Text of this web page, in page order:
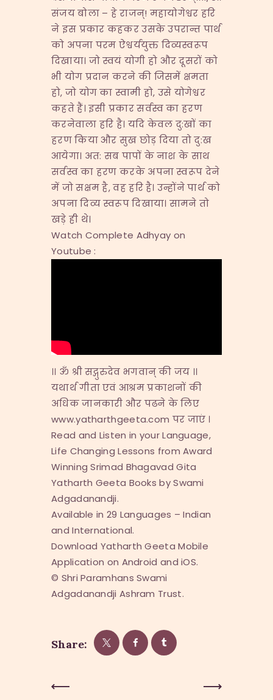
संजय बोला – हे राजन्! महायोगेश्वर हरि
ने इस प्रकार कहकर उसके उपरान्त पार्थ
को अपना परम ऐश्वर्ययुक्त दिव्यस्वरूप
दिखाया। जो स्वयं योगी हो और दूसरों को
भी योग प्रदान करने की जिसमें क्षमता
हो, जो योग का स्वामी हो, उसे योगेश्वर
कहते हैं। इसी प्रकार सर्वस्व का हरण
करनेवाला हरि है। यदि केवल दु:खों का
हरण किया और सुख छोड़ दिया तो दु:ख
आयेगा। अत: सब पापों के नाश के साथ
सर्वस्व का हरण करके अपना स्वरूप देने
में जो सक्षम है, वह हरि है। उन्होंने पार्थ को
अपना दिव्य स्वरूप दिखाया। सामने तो
खड़े ही थे।
Watch Complete Adhyay on
Youtube :
।। ॐ श्री सद्गुरुदेव भगवान् की जय ।।
यथार्थ गीता एवं आश्रम प्रकाशनों की
अधिक जानकारी और पढने के लिए
www.yatharthgeeta.com पर जाएं ।
Read and Listen in your Language,
Life Changing Lessons from Award
Winning Srimad Bhagavad Gita
Yatharth Geeta Books by Swami
Adgadanandji.
Available in 29 Languages – Indian
and International.
Download Yatharth Geeta Mobile
Application on Android and iOS.
© Shri Paramhans Swami
Adgadanandji Ashram Trust.
Share:
Post